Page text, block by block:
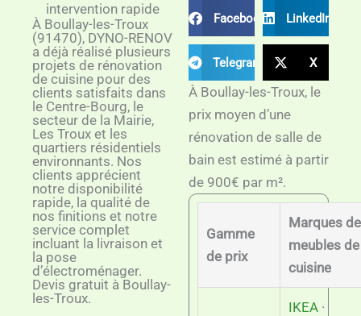
Facebook LinkedIn
Telegram X
À Boullay-les-Troux, le
prix moyen d’une
rénovation de salle de
bain est estimé à partir
de 900€ par m².
Gamme
de prix
Marques de
meubles de
cuisine
IKEA ·
intervention rapide
À Boullay-les-Troux
(91470), DYNO-RENOV
a déjà réalisé plusieurs
projets de rénovation
de cuisine pour des
clients satisfaits dans
le Centre-Bourg, le
secteur de la Mairie,
Les Troux et les
quartiers résidentiels
environnants. Nos
clients apprécient
notre disponibilité
rapide, la qualité de
nos finitions et notre
service complet
incluant la livraison et
la pose
d’électroménager.
Devis gratuit à Boullay-
les-Troux.